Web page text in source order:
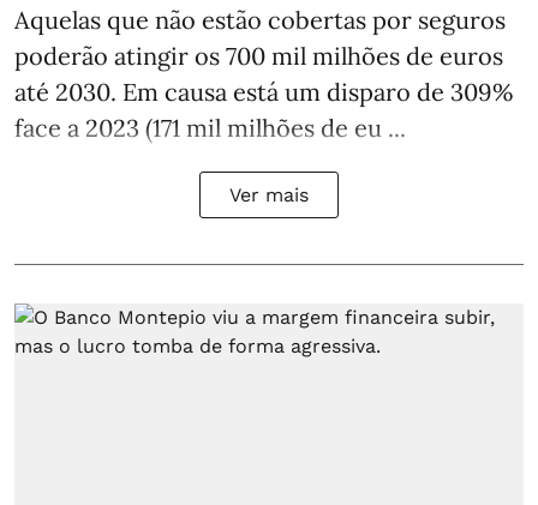
Aquelas que não estão cobertas por seguros
poderão atingir os 700 mil milhões de euros
até 2030. Em causa está um disparo de 309%
face a 2023 (171 mil milhões de eu ...
Ver mais